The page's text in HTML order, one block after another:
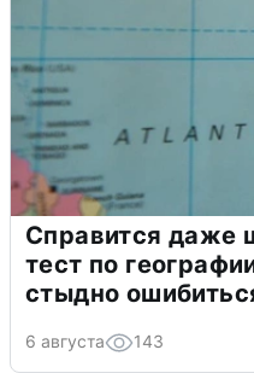
Справится даже
тест по
стыдно
6 августа 143